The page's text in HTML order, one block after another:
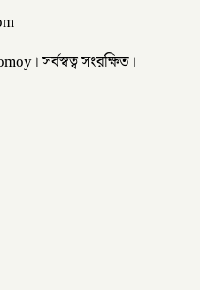
সর্বস্বত্ব সংরক্ষিত।